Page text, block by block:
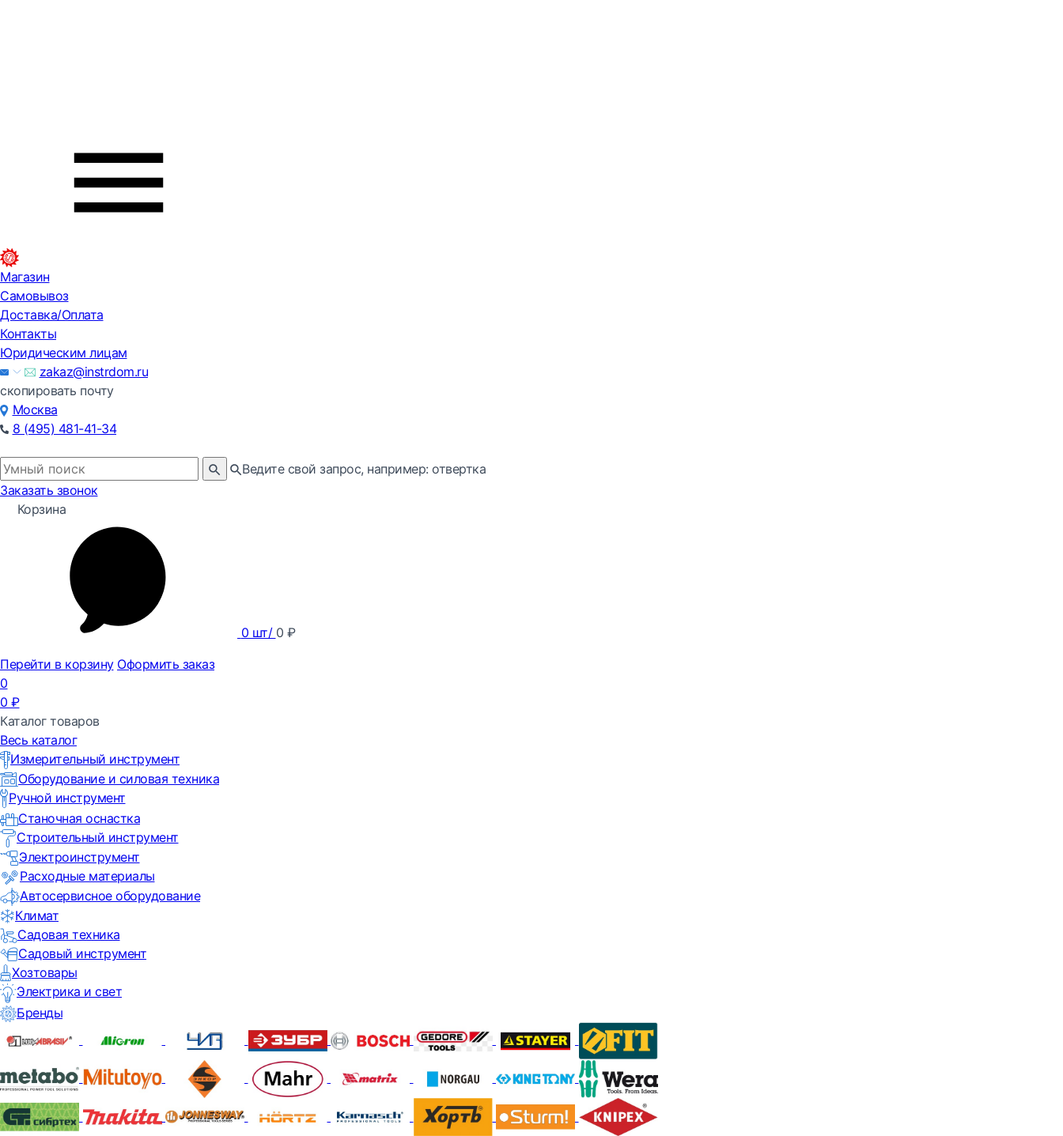
Магазин
Самовывоз
Доставка/Оплата
Контакты
Юридическим лицам
zakaz@instrdom.ru
скопировать почту
Москва
8 (495) 481-41-34
Ведите свой запрос, например: отвертка
Заказать звонок
Корзина
0 шт/ 0 ₽
Перейти в корзину Оформить заказ
0
0 ₽
Каталог товаров
Весь каталог
Измерительный инструмент
Оборудование и силовая техника
Ручной инструмент
Станочная оснастка
Строительный инструмент
Электроинструмент
Расходные материалы
Автосервисное оборудование
Климат
Садовая техника
Садовый инструмент
Хозтовары
Электрика и свет
Бренды